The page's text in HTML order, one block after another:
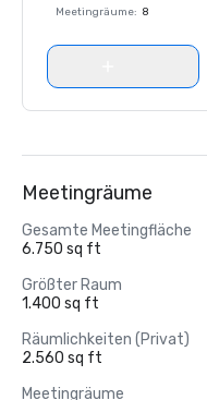
Meetingräume: 8
Meetingräume
Gesamte Meetingfläche
6.750 sq ft
Größter Raum
1.400 sq ft
Räumlichkeiten (Privat)
2.560 sq ft
Meetingräume